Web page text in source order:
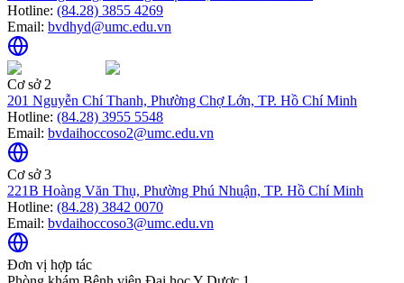
Hotline: (84.28) 3855 4269
Email: bvdhyd@umc.edu.vn
Cơ sở 2
201 Nguyễn Chí Thanh, Phường Chợ Lớn, TP. Hồ Chí Minh
Hotline: (84.28) 3955 5548
Email: bvdaihoccoso2@umc.edu.vn
Cơ sở 3
221B Hoàng Văn Thụ, Phường Phú Nhuận, TP. Hồ Chí Minh
Hotline: (84.28) 3842 0070
Email: bvdaihoccoso3@umc.edu.vn
Đơn vị hợp tác